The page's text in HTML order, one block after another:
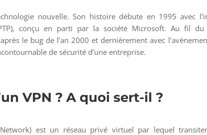
nouvelle. Son histoire débute en 1995 avec
conçu en parti par la société Microsoft. Au fil du
le bug de l’an 2000 et dernièrement avec
de sécurité d’une entreprise.
VPN ? A quoi sert-il ?
est un réseau privé virtuel par lequel